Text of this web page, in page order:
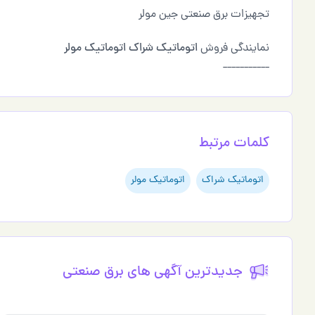
تجهیزات برق صنعتی جین مولر
نمایندگی فروشاتوماتیک شراکاتوماتیک مولر
___________
کلمات مرتبط
اتوماتیک شراک اتوماتیک مولر
جدیدترین آگهی های برق صنعتي